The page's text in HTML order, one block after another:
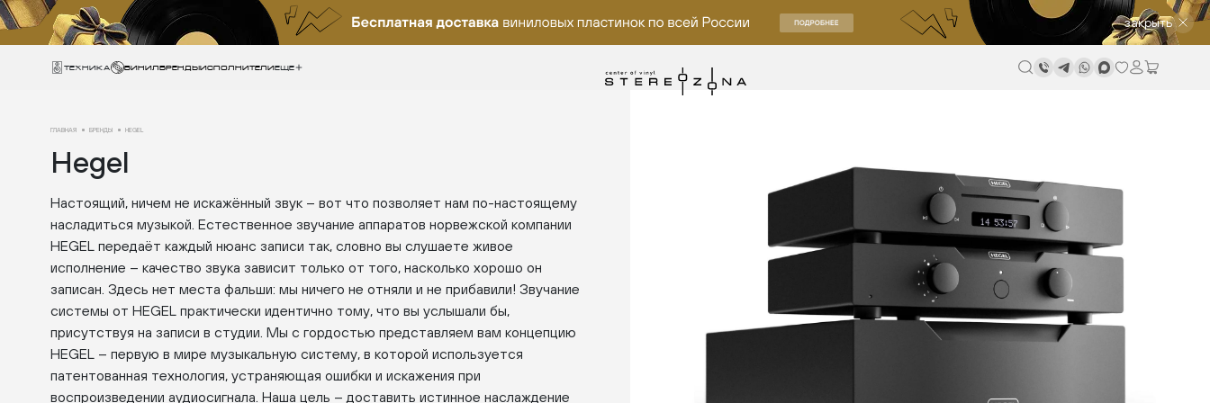
закрыть
Техника ВИНИЛБРЕНДЫИСПОЛНИТЕЛИЕще
ГЛАВНАЯ БРЕНДЫ HEGEL
Hegel
Настоящий, ничем не искажённый звук – вот что позволяет нам по-настоящему
насладиться музыкой. Естественное звучание аппаратов норвежской компании
HEGEL передаёт каждый нюанс записи так, словно вы слушаете живое
исполнение – качество звука зависит только от того, насколько хорошо он
записан. Здесь нет места фальши: мы ничего не отняли и не прибавили! Звучание
системы от HEGEL практически идентично тому, что вы услышали бы,
присутствуя на записи в студии. Мы с гордостью представляем вам концепцию
HEGEL – первую в мире музыкальную систему, в которой используется
патентованная технология, устраняющая ошибки и искажения при
воспроизведении аудиосигнала. Наша цель – доставить истинное наслаждение